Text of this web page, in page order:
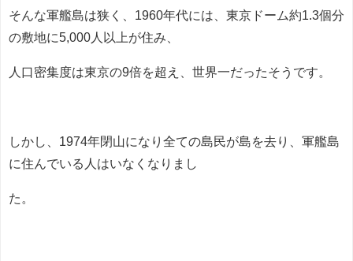
そんな軍艦島は狭く、1960年代には、 東京ドーム約1.3個分
の敷地に5,000人以上が住み、
人口密集度は東京の9倍を超え、世界一だったそうです。
しかし、1974年閉山になり全ての島民が島を去り、軍艦島
に住んでいる人はいなくなりまし
た。